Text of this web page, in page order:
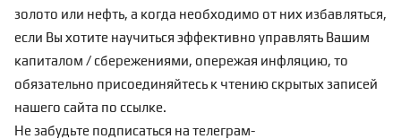
золото или нефть, а когда необходимо от них избавляться,
если Вы хотите научиться эффективно управлять Вашим
капиталом / сбережениями, опережая инфляцию, то
обязательно присоединяйтесь к чтению скрытых записей
нашего сайта по ссылке.
Не забудьте подписаться на телеграм-